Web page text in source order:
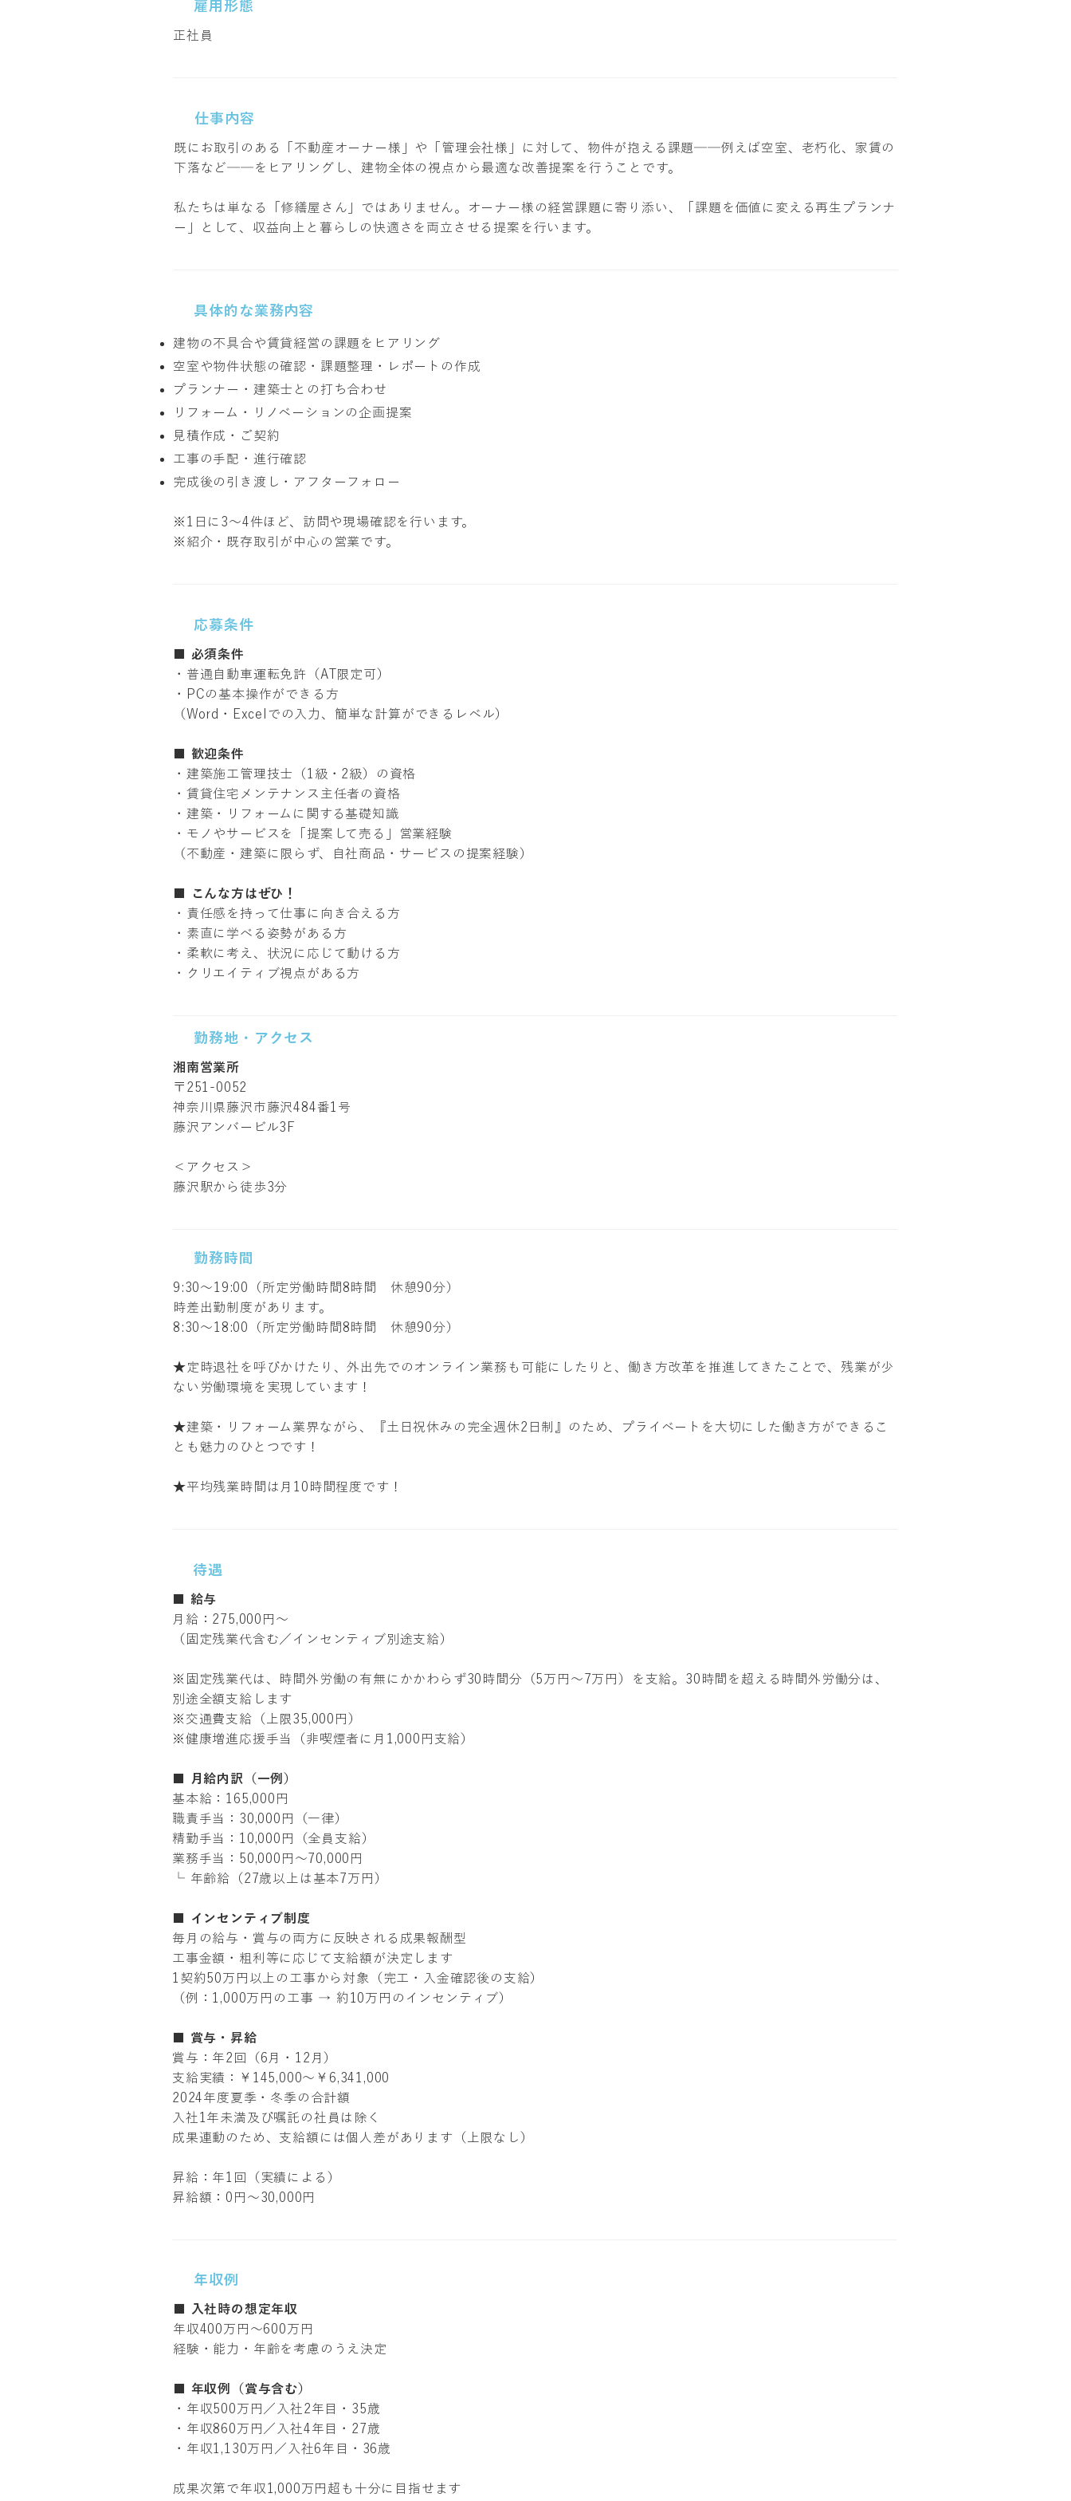
雇用形態
正社員
仕事内容
既にお取引のある「不動産オーナー様」や「管理会社様」に対して、物件が抱える課題──例えば空室、老朽化、家賃の
下落など──をヒアリングし、建物全体の視点から最適な改善提案を行うことです。​
私たちは単なる「修繕屋さん」ではありません。オーナー様の経営課題に寄り添い、「課題を価値に変える再生プランナ
ー」として、収益向上と暮らしの快適さを両立させる提案を行います。
具体的な業務内容
建物の不具合や賃貸経営の課題をヒアリング
空室や物件状態の確認・課題整理・レポートの作成
プランナー・建築士との打ち合わせ
リフォーム・リノベーションの企画提案
見積作成・ご契約
工事の手配・進行確認
完成後の引き渡し・アフターフォロー
※1日に3〜4件ほど、訪問や現場確認を行います。
※紹介・既存取引が中心の営業です。
応募条件
■ 必須条件
・普通自動車運転免許（AT限定可）
・PCの基本操作ができる方
（Word・Excelでの入力、簡単な計算ができるレベル）
■ 歓迎条件
・建築施工管理技士（1級・2級）の資格
・賃貸住宅メンテナンス主任者の資格
・建築・リフォームに関する基礎知識
・モノやサービスを「提案して売る」営業経験
（不動産・建築に限らず、自社商品・サービスの提案経験）
■ こんな方はぜひ！
・責任感を持って仕事に向き合える方
・素直に学べる姿勢がある方
・柔軟に考え、状況に応じて動ける方
・クリエイティブ視点がある方
勤務地・アクセス
湘南営業所
〒251-0052
神奈川県藤沢市藤沢484番1号
藤沢アンバービル3F
＜アクセス＞
藤沢駅から徒歩3分
勤務時間
9:30～19:00（所定労働時間8時間 休憩90分）
時差出勤制度があります。
8:30～18:00（所定労働時間8時間 休憩90分）
★定時退社を呼びかけたり、外出先でのオンライン業務も可能にしたりと、働き方改革を推進してきたことで、残業が少
ない労働環境を実現しています！
★建築・リフォーム業界ながら、『土日祝休みの完全週休2日制』のため、プライベートを大切にした働き方ができるこ
とも魅力のひとつです！
★平均残業時間は月10時間程度です！
待遇
■ 給与
月給：275,000円〜
（固定残業代含む／インセンティブ別途支給）
※固定残業代は、時間外労働の有無にかかわらず30時間分（5万円〜7万円）を支給。30時間を超える時間外労働分は、
別途全額支給します
※交通費支給（上限35,000円）
※健康増進応援手当（非喫煙者に月1,000円支給）
月給内訳（一例）
基本給：165,000円
職責手当：30,000円（一律）
精勤手当：10,000円（全員支給）
業務手当：50,000円〜70,000円
└ 年齢給（27歳以上は基本7万円）
■ インセンティブ制度
毎月の給与・賞与の両方に反映される成果報酬型
工事金額・粗利等に応じて支給額が決定します
1契約50万円以上の工事から対象（完工・入金確認後の支給）
（例：1,000万円の工事 → 約10万円のインセンティブ）
■ 賞与・昇給
賞与：年2回（6月・12月）
支給実績：￥145,000～￥6,341,000
2024年度夏季・冬季の合計額
入社1年未満及び嘱託の社員は除く
成果連動のため、支給額には個人差があります（上限なし）
昇給：年1回（実績による）
昇給額：0円〜30,000円
年収例
■ 入社時の想定年収
年収400万円〜600万円
経験・能力・年齢を考慮のうえ決定
年収例（賞与含む）
・年収500万円／入社2年目・35歳
・年収860万円／入社4年目・27歳
・年収1,130万円／入社6年目・36歳
成果次第で年収1,000万円超も十分に目指せます